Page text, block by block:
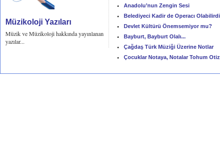
Müzikoloji Yazıları
Müzik ve Müzikoloji hakkında yayınlanan
yazılar...
Anadolu’nun Zengin Sesi
Belediyeci Kadir de Operacı
Devlet Kültürü Önemsemiyor mu?
Bayburt, Bayburt Olalı...
Çağdaş Türk Müziği Üzerine Notlar
Çocuklar Notaya, Notalar Tohum